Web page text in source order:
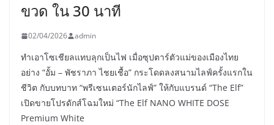
ขวด ใน 30 นาที
02/04/2026 admin
ทำเอาโซเชียลแทบลุกเป็นไฟ เมื่อซุปตาร์ตัวแม่ของเมืองไทย
อย่าง “อั้ม – พัชราภา ไชยเชื้อ” กระโดดลงสนามไลฟ์ครั้งแรกใน
ชีวิต กับบทบาท “พรีเซนเตอร์นักไลฟ์” ให้กับแบรนด์ “The Elf”
เปิดขายโปรดักส์โฉมใหม่ “The Elf NANO WHITE DOSE
Premium White